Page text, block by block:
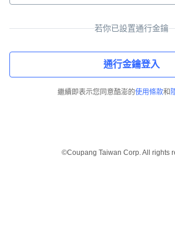
若你已設置通行金鑰
通行金鑰登入
繼續即表示您同意酷澎的使用條款和
©Coupang Taiwan Corp. All rights